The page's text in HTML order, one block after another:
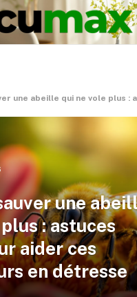
qui ne vole plus : astuces simples pour aider ces
une
: astuces
aider ces
en détresse